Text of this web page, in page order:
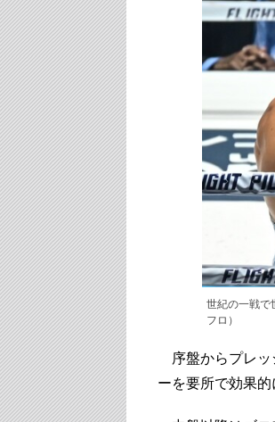
世紀の一戦で
フロ）
序盤からプレッ
ーを要所で効果